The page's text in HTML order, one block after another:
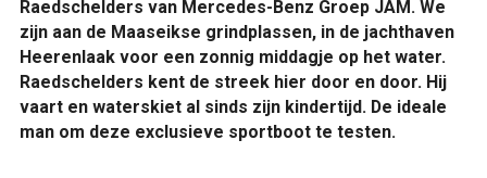
Raedschelders van Mercedes-Benz Groep JAM. We
zijn aan de Maaseikse grindplassen, in de jachthaven
Heerenlaak voor een zonnig middagje op het water.
Raedschelders kent de streek hier door en door. Hij
vaart en waterskiet al sinds zijn kindertijd. De ideale
man om deze exclusieve sportboot te testen.